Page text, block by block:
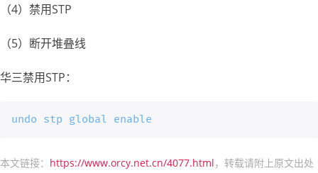
（4）禁用STP
（5）断开堆叠线
华三禁用STP：
undo stp global enable
本文链接： https://www.orcy.net.cn/4077.html，转载请附上原文出处